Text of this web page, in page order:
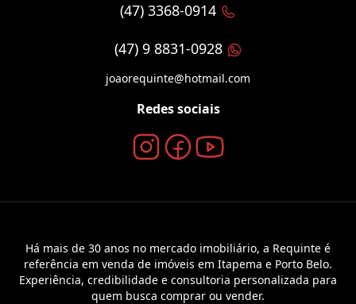
(47) 3368-0914
(47) 9 8831-0928
joaorequinte@hotmail.com
Redes sociais
Há mais de 30 anos no mercado imobiliário, a Requinte é
referência em venda de imóveis em Itapema e Porto Belo.
Experiência, credibilidade e consultoria personalizada para
quem busca comprar ou vender.